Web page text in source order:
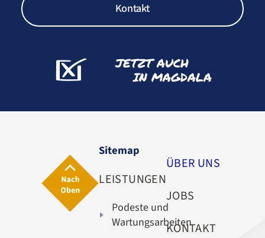
Kontakt
JETZT AUCH
IN MAGDALA
Sitemap
LEISTUNGEN
Podeste und
Wartungsarbeiten
ÜBER UNS
JOBS
KONTAKT